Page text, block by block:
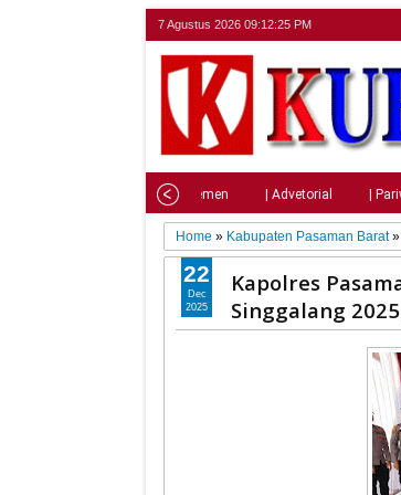
7 Agustus 2026 09:12:26 PM
| Parlemen | Advetorial |
Home » Kabupaten Pasaman Barat»
Kapolres
Singgalang
22
Dec
2025